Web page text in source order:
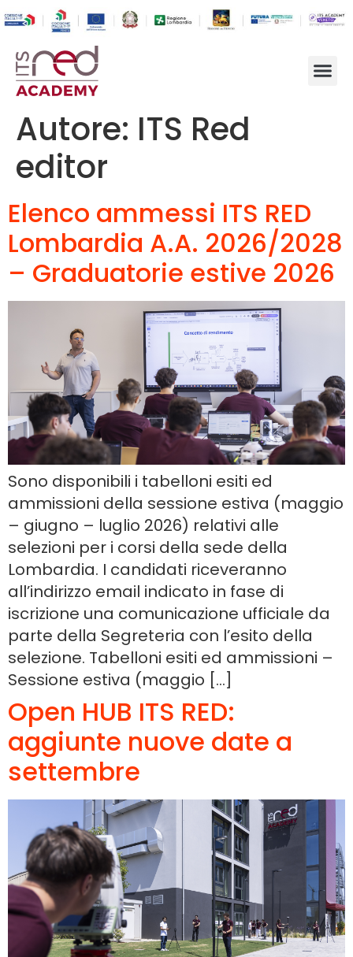
Autore: ITS Red
editor
Elenco ammessi ITS RED
Lombardia A.A. 2026/2028
– Graduatorie estive 2026
Sono disponibili i tabelloni esiti ed
ammissioni della sessione estiva (maggio
– giugno – luglio 2026) relativi alle
selezioni per i corsi della sede della
Lombardia. I candidati riceveranno
all’indirizzo email indicato in fase di
iscrizione una comunicazione ufficiale da
parte della Segreteria con l’esito della
selezione. Tabelloni esiti ed ammissioni –
Sessione estiva (maggio […]
Open HUB ITS RED:
aggiunte nuove date a
settembre